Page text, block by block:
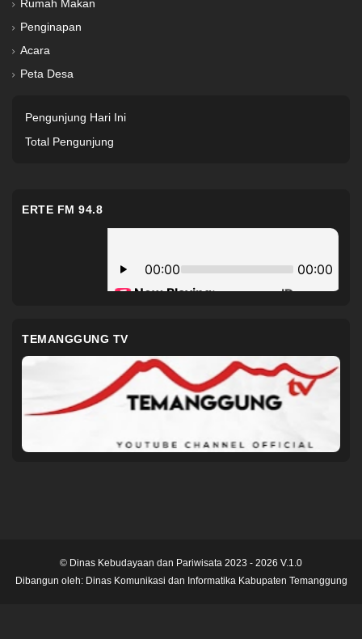
Rumah Makan
Penginapan
Acara
Peta Desa
Pengunjung Hari Ini
Total Pengunjung
ERTE FM 94.8
TEMANGGUNG TV
© Dinas Kebudayaan dan Pariwisata 2023 - 2026 V.1.0
Dibangun oleh: Dinas Komunikasi dan Informatika Kabupaten Temanggung